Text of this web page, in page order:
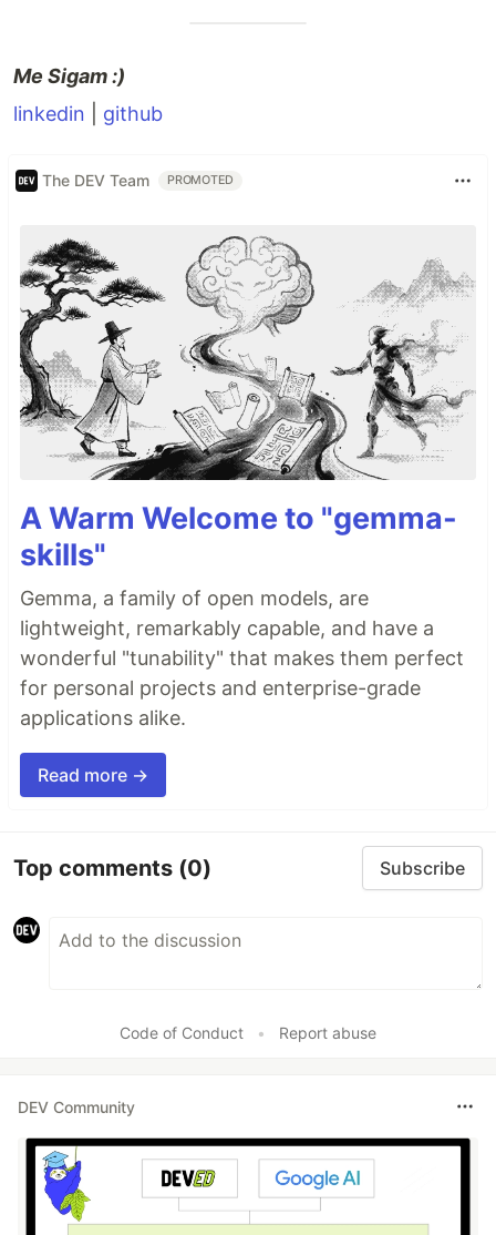
Me Sigam :)
linkedin
github
The DEV Team PROMOTED
A Warm Welcome to "gemma-
skills"
Gemma, a family of open models, are
lightweight, remarkably capable, and have a
wonderful "tunability" that makes them perfect
for personal projects and enterprise-grade
applications alike.
Read more →
Top comments (0) Subscribe
Code of Conduct • Report abuse
DEV Community